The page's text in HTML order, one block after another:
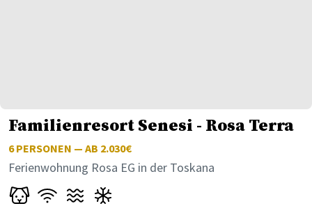
Familienresort Senesi - Rosa Terra
6PERSONEN — AB 2.030€
Ferienwohnung Rosa EG in der Toskana